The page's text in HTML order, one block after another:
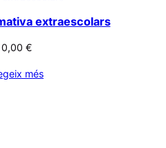
extraescolars
0,00 €
més